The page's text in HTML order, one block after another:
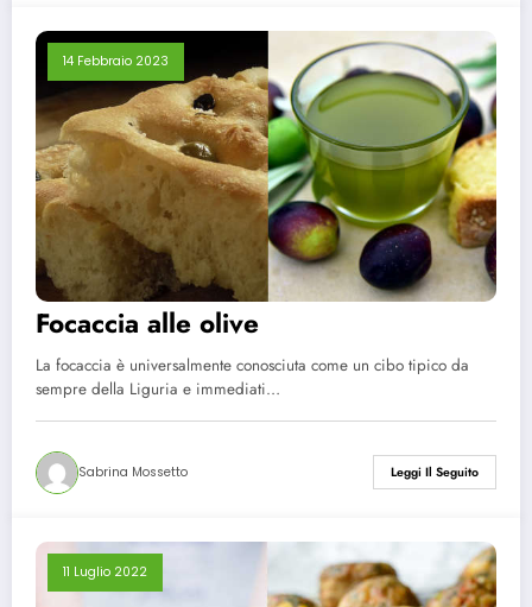
14 Febbraio 2023
Focaccia alle olive
La focaccia è universalmente conosciuta come un cibo tipico da
sempre della Liguria e immediati…
Sabrina Mossetto Leggi Il Seguito
11 Luglio 2022